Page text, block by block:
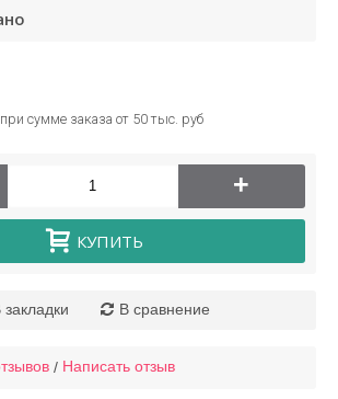
сумме заказа от 50 тыс. руб
+
КУПИТЬ
закладки В сравнение
/ Написать отзыв